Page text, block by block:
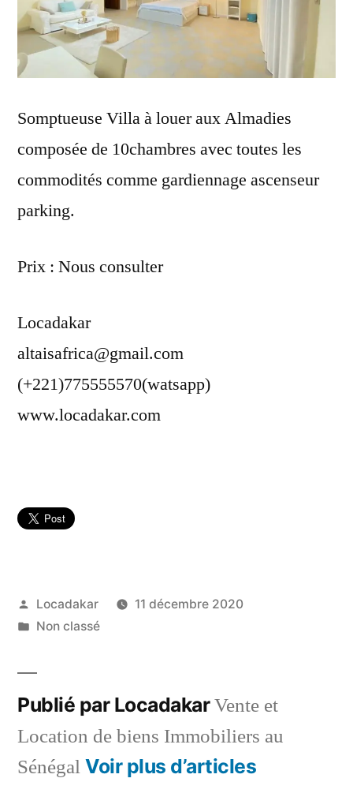
Somptueuse Villa à louer aux Almadies
composée de 10chambres avec toutes les
commodités comme gardiennage ascenseur
parking.
Prix : Nous consulter
Locadakar
altaisafrica@gmail.com
(+221)775555570(watsapp)
www.locadakar.com
Publié
par
Locadakar
11 décembre 2020
Publié
Non classé
Publié par LocadakarVente et
Location de biens Immobiliers au
Sénégal Voir plus d’articles